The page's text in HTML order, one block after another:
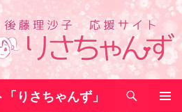
りさちゃんず」